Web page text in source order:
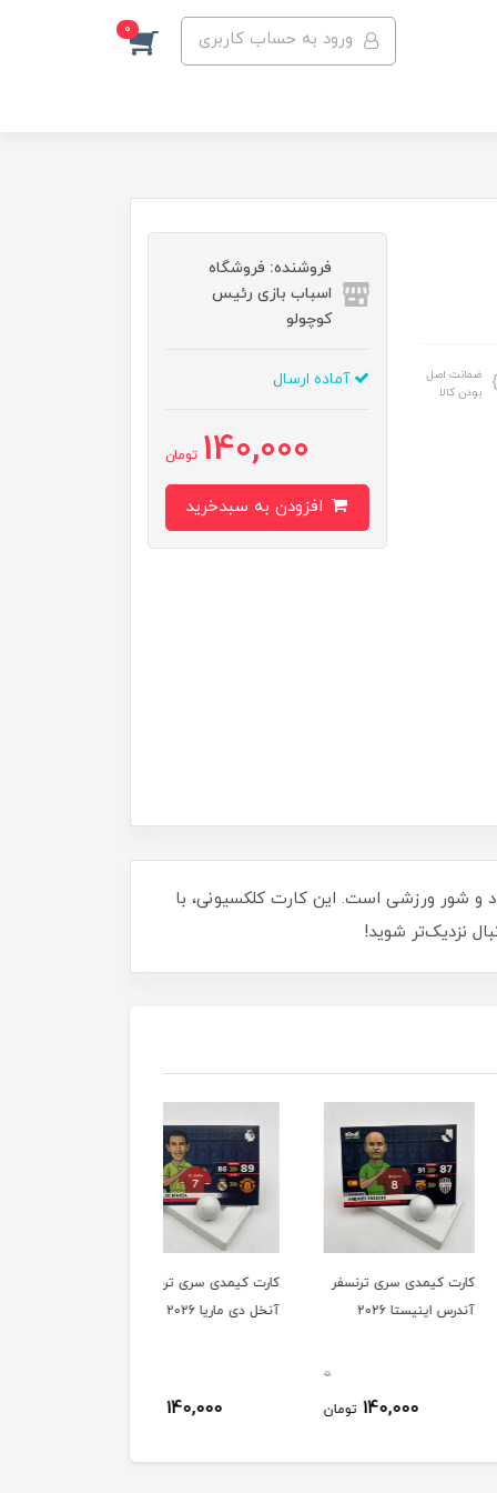
ورود به حساب کاربری 0
ضمانت اصل
بودن کالا
فروشنده: فروشگاه
اسباب بازی رئیس
کوچولو
آماده ارسال
140,000 تومان
اضافه کنید؟ کارت کیمدی سری ترنسفر گرت بیل 2026، نمادی از استعداد و شور ورزشی است. این کارت کلکسیونی، با
نزدیک‌تر شوید!
کیمدی سری ترنسفر
اینیستا 2026
140,000 تومان
کارت کیمدی سری ترنسفر
آنخل دی ماریا 2026
140,000 تومان